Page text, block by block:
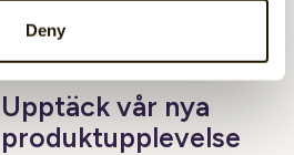
Deny
Upptäck vår nya
produktupplevelse